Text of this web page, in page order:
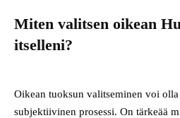
Miten valitsen oikean
itselleni?
Oikean tuoksun valitseminen voi
subjektiivinen prosessi. On tärkeää